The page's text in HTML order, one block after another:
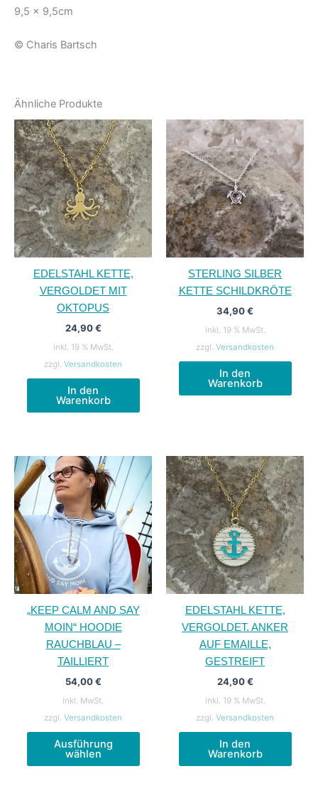
9,5 x 9,5cm
© Charis Bartsch
Ähnliche Produkte
EDELSTAHL KETTE,
VERGOLDET MIT
OKTOPUS
24,90€
inkl. 19 % MwSt.
zzgl. Versandkosten
In den
Warenkorb
STERLING SILBER
KETTE SCHILDKRÖTE
34,90€
inkl. 19 % MwSt.
zzgl. Versandkosten
In den
Warenkorb
„KEEP CALM AND SAY
MOIN“ HOODIE
RAUCHBLAU –
TAILLIERT
54,00€
inkl. MwSt.
zzgl. Versandkosten
Ausführung
wählen
Dieses
weist
EDELSTAHL KETTE,
VERGOLDET. ANKER
AUF EMAILLE,
GESTREIFT
24,90€
inkl. 19 % MwSt.
zzgl. Versandkosten
In den
Warenkorb